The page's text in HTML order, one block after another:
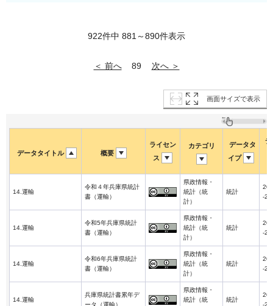
922件中 881～890件表示
＜ 前へ 89 次へ ＞
画面サイズで表示
データタイトル 概要
ライセン
ス
カテゴリ
データタ
イプ
デ
14.運輸
令和４年兵庫県統計
書（運輸）
県政情報・
統計（統
計）
統計
-22
14.運輸
令和5年兵庫県統計
書（運輸）
県政情報・
統計（統
計）
統計
-26
14.運輸
令和6年兵庫県統計
書（運輸）
県政情報・
統計（統
計）
統計
-26
14.運輸
兵庫県統計書累年デ
ータ（運輸）
県政情報・
統計（統
統計
-26